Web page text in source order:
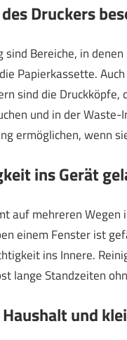
Druckers
sind Bereiche, in
Papierkassette.
sind die
und in der
ermöglichen, wenn
ins Gerät
auf mehreren Wegen
einem Fenster ist
ins Innere.
lange Standzeiten
und